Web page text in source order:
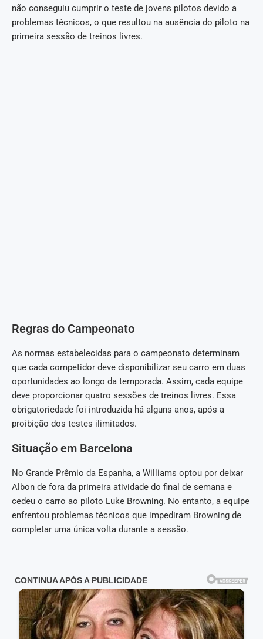
não conseguiu cumprir o teste de jovens pilotos devido a
problemas técnicos, o que resultou na ausência do piloto na
primeira sessão de treinos livres.
Regras do Campeonato
As normas estabelecidas para o campeonato determinam
que cada competidor deve disponibilizar seu carro em duas
oportunidades ao longo da temporada. Assim, cada equipe
deve proporcionar quatro sessões de treinos livres. Essa
obrigatoriedade foi introduzida há alguns anos, após a
proibição dos testes ilimitados.
Situação em Barcelona
No Grande Prêmio da Espanha, a Williams optou por deixar
Albon de fora da primeira atividade do final de semana e
cedeu o carro ao piloto Luke Browning. No entanto, a equipe
enfrentou problemas técnicos que impediram Browning de
completar uma única volta durante a sessão.